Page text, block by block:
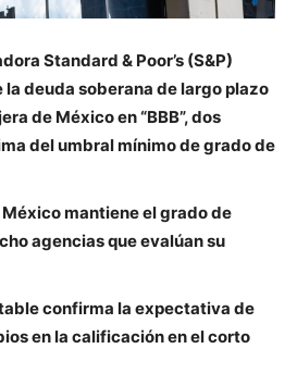
Standard & Poor’s (S&P)
la deuda soberana de largo plazo
de Méxicoen “BBB”, dos
del umbral mínimo de grado de
mantiene el grado de
agencias que evalúan su
confirma la expectativa de
en la calificación en el corto